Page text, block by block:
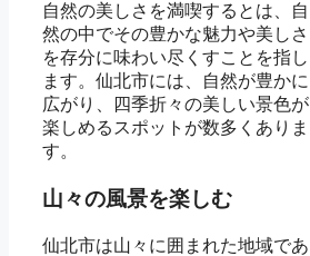
自然の美しさを満喫するとは、自
然の中でその豊かな魅力や美しさ
を存分に味わい尽くすことを指し
ます。仙北市には、自然が豊かに
広がり、四季折々の美しい景色が
楽しめるスポットが数多くありま
す。
山々の風景を楽しむ
仙北市は山々に囲まれた地域であ